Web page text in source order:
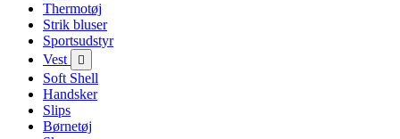
Thermotøj
Strik bluser
Sportsudstyr
Vest

Soft Shell
Handsker
Slips
Børnetøj